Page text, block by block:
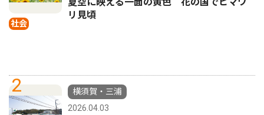
社会
リ見頃
2
横須賀・三浦
2026.04.03